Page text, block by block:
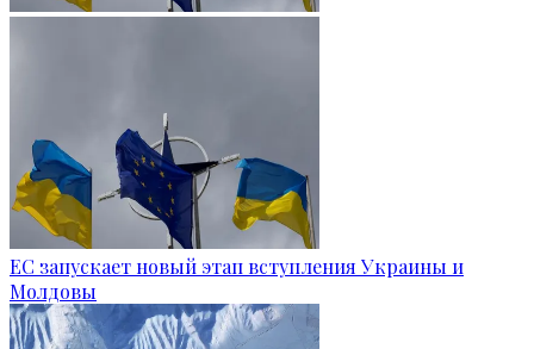
ЕС запускает новый этап вступления Украины и
Молдовы